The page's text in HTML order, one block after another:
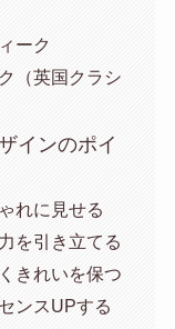
ーク
（英国クラシ
インのポイ
れに見せる
を引き立てる
きれいを保つ
ンスUPする